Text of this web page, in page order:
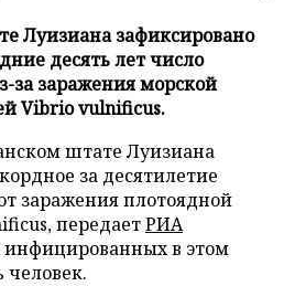
Луизиана зафиксировано
десять лет число
за заражения морской
Vibrio vulnificus.
штате Луизиана
за десятилетие
заражения плотоядной
передаетРИА
инфицированных в этом
человек.